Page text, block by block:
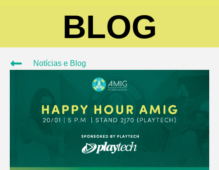
BLOG
Notícias e Blog